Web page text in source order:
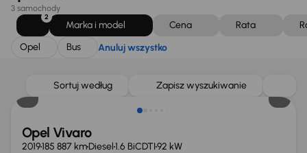
3 samochody
2
Marka i model Cena Rata
Opel
Bus Anuluj wszystko
Sortuj według Zapisz wyszukiwanie
Opel Vivaro
2019185 887 kmDiesel1.6 BiCDTI92 kW